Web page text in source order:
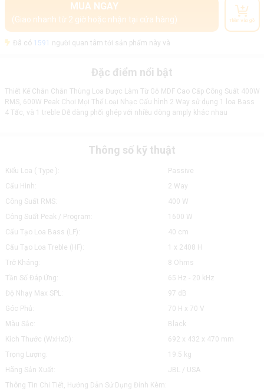
MUA NGAY
(Giao nhanh từ 2 giờ hoặc nhận tại cửa hàng) Thêm vào giỏ
Đã có 1591 người quan tâm tới sản phẩm này và
Đặc điểm nổi bật
Thiết Kế Chắn Chắn Thùng Loa Được Làm Từ Gỗ MDF Cao Cấp Công Suất 400W
RMS, 600W Peak Chơi Mọi Thể Loại Nhạc Cấu hình 2 Way sử dụng 1 loa Bass
4 Tấc, và 1 treble Dễ dàng phối ghép với nhiều dòng amply khác nhau
Thông số kỹ thuật
Kiểu Loa ( Type ):
Passive
Cấu Hình:
2 Way
Công Suất RMS:
400 W
Công Suất Peak / Program:
1600 W
Cấu Tạo Loa Bass (LF):
40 cm
Cấu Tạo Loa Treble (HF):
1 x 2408 H
Trở Kháng:
8 Ohms
Tần Số Đáp Ứng:
65 Hz - 20 kHz
Độ Nhạy Max SPL:
97 dB
Góc Phủ:
70 H x 70 V
Màu Sắc:
Black
Kích Thước (WxHxD):
692 x 432 x 470 mm
Trọng Lượng:
19.5 kg
Hãng Sản Xuất:
JBL / USA
Thông Tin Chi Tiết, Hướng Dẫn Sử Dụng Đính Kèm: